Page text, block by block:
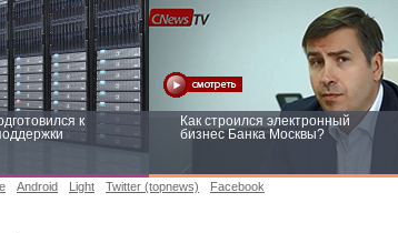
к
Как строился электронный
бизнес Банка Москвы?
Android Light Twitter (topnews) Facebook